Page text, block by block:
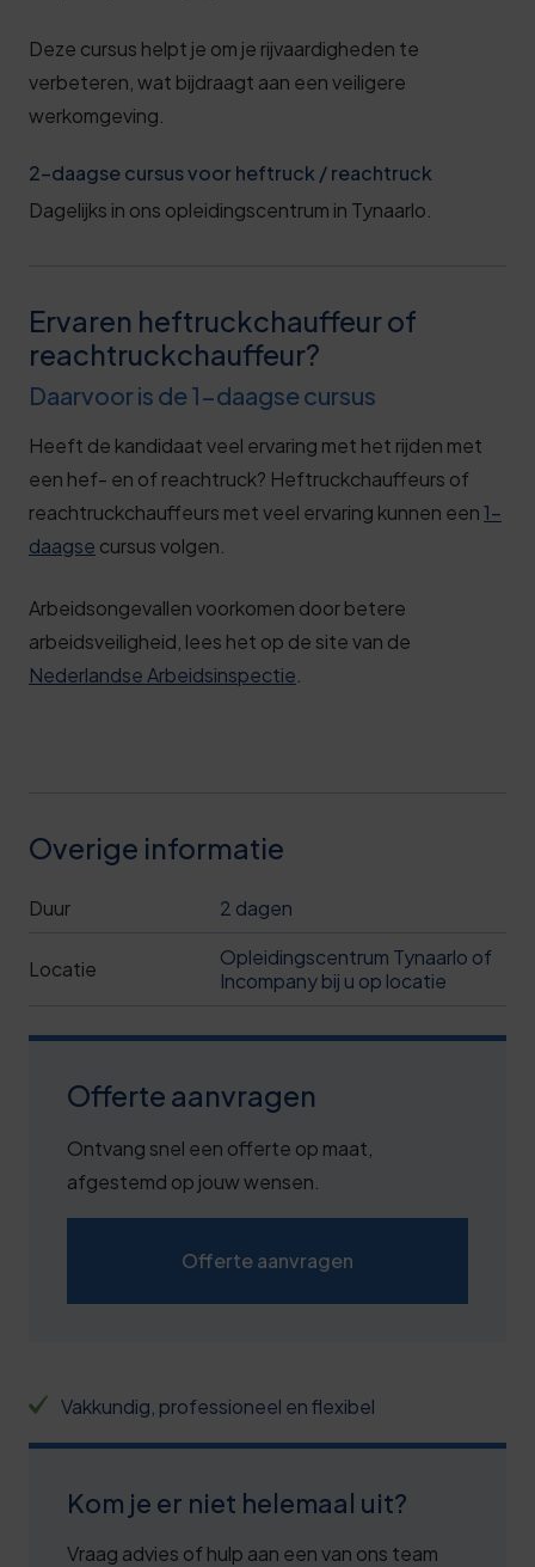
Deze cursus helpt je om je rijvaardigheden te
verbeteren, wat bijdraagt aan een veiligere
werkomgeving.
2-daagse cursus voor heftruck / reachtruck
Dagelijks in ons opleidingscentrum in Tynaarlo.
Ervaren heftruckchauffeur of
reachtruckchauffeur?
Daarvoor is de 1-daagse cursus
Heeft de kandidaat veel ervaring met het rijden met
een hef- en of reachtruck? Heftruckchauffeurs of
reachtruckchauffeurs met veel ervaring kunnen een1-
daagse cursus volgen.
Arbeidsongevallen voorkomen door betere
arbeidsveiligheid, lees het op de site van de
Nederlandse Arbeidsinspectie
Overige informatie
Duur 2 dagen
Locatie
Opleidingscentrum Tynaarlo of
Incompany bij u op locatie
Offerte aanvragen
Ontvang snel een offerte op maat,
afgestemd op jouw wensen.
Offerte aanvragen
Vakkundig, professioneel en flexibel
Kom je er niet helemaal uit?
Vraag advies of hulp aan een van ons team